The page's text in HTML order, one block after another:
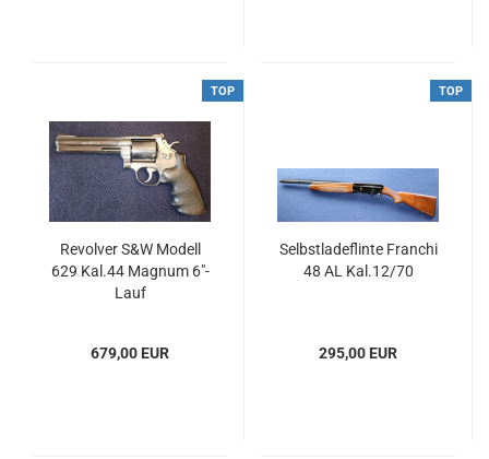
TOP
Revolver S&W Modell
629 Kal.44 Magnum 6"-
Lauf
679,00 EUR
TOP
Selbstladeflinte Franchi
48 AL Kal.12/70
295,00 EUR